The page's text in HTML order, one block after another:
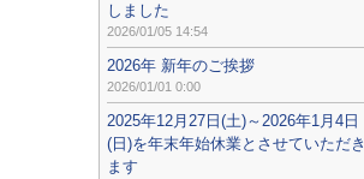
しました
2026/01/05 14:54
2026年 新年のご挨拶
2026/01/01 0:00
2025年12月27日(土)～2026年1月4日
(日)を年末年始休業とさせていただき
ます